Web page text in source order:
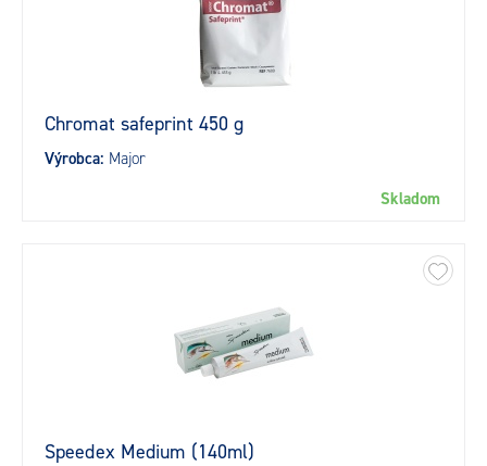
Chromat safeprint 450 g
Výrobca: Major
Skladom
Speedex Medium (140ml)